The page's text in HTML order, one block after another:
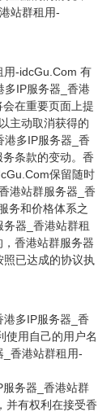
站群租用-
-idcGu.Com 有
多IP服务器_香港
在重要页面上提
主动取消获得的
港多IP服务器_香
条款的变动。香
保留随时
港站群服务器_香
务和价格体系之
器_香港站群租
香港站群服务器
照已达成的协议执
多IP服务器_香
使用自己的用户名
_香港站群租用-
务器_香港站群
并有权利在接受香